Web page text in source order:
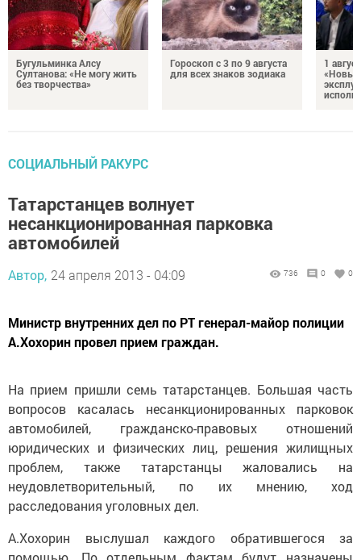
Бугульминка Алсу
Султанова: «Не могу жить
без творчества»
Гороскоп с 3 по 9 августа
для всех знаков зодиака
1
«Новые
СОЦИАЛЬНЫЙ РАКУРС
Татарстанцев волнует
несанкционированная парковка
автомобилей
Автор, 24 апреля 2013 - 04:09 736 0 0
Министр внутренних дел по РТ генерал-майор полиции
А.Хохорин провел прием граждан.
На прием пришли семь татарстанцев. Большая часть
вопросов касалась несанкционированных парковок
автомобилей, гражданско-правовых отношений
юридических и физических лиц, решения жилищных
проблем, также татарстанцы жаловались на
неудовлетворительный, по их мнению, ход
расследования уголовных дел.
А.Хохорин выслушал каждого обратившегося за